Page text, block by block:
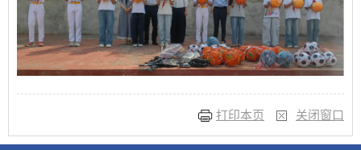
打印本页 关闭窗口